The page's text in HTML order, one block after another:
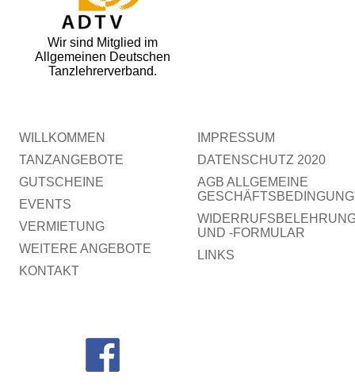
Wir sind Mitglied im
Allgemeinen Deutschen
Tanzlehrerverband.
WILLKOMMEN
TANZANGEBOTE
GUTSCHEINE
EVENTS
VERMIETUNG
WEITERE ANGEBOTE
KONTAKT
IMPRESSUM
DATENSCHUTZ 2020
AGB ALLGEMEINE
UND -FORMULAR
LINKS